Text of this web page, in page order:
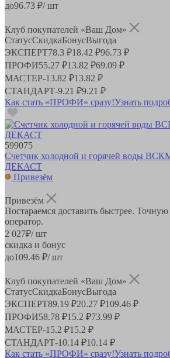
до96.73 ₽/ шт
Клуб покупателей «Ваш Дом»
СтатусСкидкаБонусВыгода
ЭКСПЕРТ78.3 ₽18.42 ₽96.73 ₽
ПРОФИ55.27 ₽13.82 ₽69.09 ₽
МАСТЕР-13.82 ₽13.82 ₽
СТАНДАРТ-9.21 ₽9.21 ₽
Как стать «ПРОФИ» сразу!Узнать
599075
Счетчик холодной и горячей воды
ДЕКАСТ
Привезём
Привезём
Постараемся доставить быстрее.
оператор.
2 027₽/ шт
скидка и бонус
до109.46 ₽/ шт
Клуб покупателей «Ваш Дом»
СтатусСкидкаБонусВыгода
ЭКСПЕРТ89.19 ₽20.27 ₽109.46 ₽
ПРОФИ58.78 ₽15.2 ₽73.99 ₽
МАСТЕР-15.2 ₽15.2 ₽
СТАНДАРТ-10.14 ₽10.14 ₽
Как стать «ПРОФИ» сразу!Узнать